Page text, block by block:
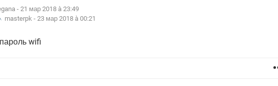
- 21 мар 2018 à 23:49
masterpk - 23 мар 2018 à 00:21
wifi